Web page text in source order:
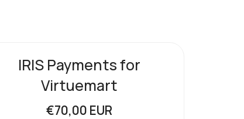
IRIS Payments for
Virtuemart
€70,00 EUR